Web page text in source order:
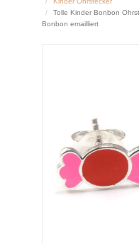
Tolle Kinder Bonbon
Bonbon emailliert